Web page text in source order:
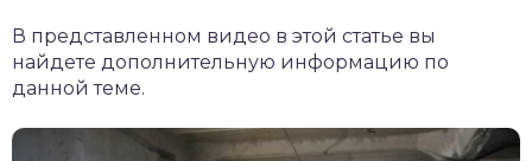
В представленном видео в этой статье вы
найдете дополнительную информацию по
данной теме.